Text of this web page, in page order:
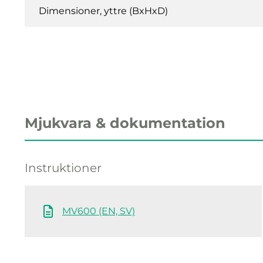
Dimensioner, yttre (BxHxD)
Mjukvara & dokumentation
Instruktioner
MV600 (EN, SV)